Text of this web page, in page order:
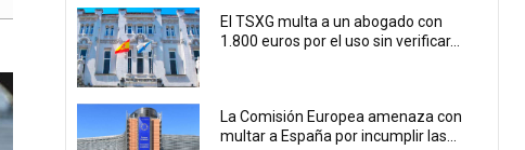
El TSXG multa a un abogado con
1.800 euros por el uso sin verificar...
La Comisión Europea amenaza con
multar a España por incumplir las...